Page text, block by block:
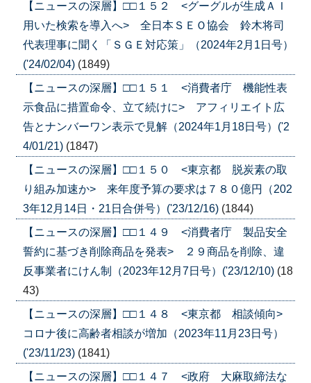
【ニュースの深層】□□１５２ <グーグルが生成ＡＩ
用いた検索を導入へ> 全日本ＳＥＯ協会 鈴木将司
代表理事に聞く「ＳＧＥ対応策」（2024年2月1日号）
('24/02/04) (1849)
【ニュースの深層】□□１５１ <消費者庁 機能性表
示食品に措置命令、立て続けに> アフィリエイト広
告とナンバーワン表示で見解（2024年1月18日号）('2
4/01/21) (1847)
【ニュースの深層】□□１５０ <東京都 脱炭素の取
り組み加速か> 来年度予算の要求は７８０億円（202
3年12月14日・21日合併号）('23/12/16) (1844)
【ニュースの深層】□□１４９ <消費者庁 製品安全
誓約に基づき削除商品を発表> ２９商品を削除、違
反事業者にけん制（2023年12月7日号）('23/12/10) (18
43)
【ニュースの深層】□□１４８ <東京都 相談傾向>
コロナ後に高齢者相談が増加（2023年11月23日号）
('23/11/23) (1841)
【ニュースの深層】□□１４７ <政府 大麻取締法な